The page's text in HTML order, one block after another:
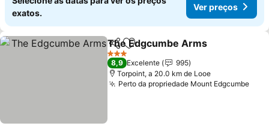
exatos.
Ver preços
PartilharAdicionar aos favoritos
The Edgcumbe Arms
3 Estrelas
8,9 Excelente
995
Torpoint, a 20.0 km de Looe
Perto da propriedade Mount Edgcumbe